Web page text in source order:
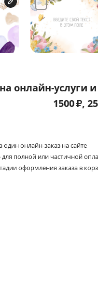
онлайн-услуги
1500₽,
онлайн-заказ на сайте
полной или частичной
оформления заказа в